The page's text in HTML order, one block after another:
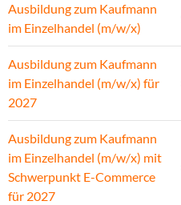
Ausbildung zum Kaufmann
im Einzelhandel (m/w/x)
Ausbildung zum Kaufmann
im Einzelhandel (m/w/x) für
2027
Ausbildung zum Kaufmann
im Einzelhandel (m/w/x) mit
Schwerpunkt E-Commerce
für 2027